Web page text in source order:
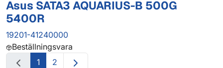
Asus SATA3 AQUARIUS-B 500G
5400R
19201-41240000
Beställningsvara
1
2